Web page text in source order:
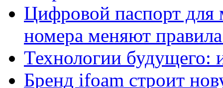
Цифровой паспорт для
номера меняют
Технологии будущего:
Бренд ifoam строит